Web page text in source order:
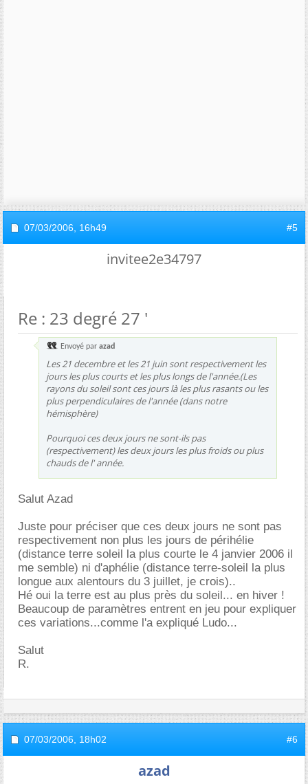
07/03/2006, 16h49 #5
invitee2e34797
Re : 23 degré 27 '
Envoyé par azad
Les 21 decembre et les 21 juin sont respectivement les
jours les plus courts et les plus longs de l'année.(Les
rayons du soleil sont ces jours là les plus rasants ou les
plus perpendiculaires de l'année (dans notre
hémisphère)
Pourquoi ces deux jours ne sont-ils pas
(respectivement) les deux jours les plus froids ou plus
chauds de l' année.
Salut Azad
Juste pour préciser que ces deux jours ne sont pas
respectivement non plus les jours de périhélie
(distance terre soleil la plus courte le 4 janvier 2006 il
me semble) ni d'aphélie (distance terre-soleil la plus
longue aux alentours du 3 juillet, je crois)..
Hé oui la terre est au plus près du soleil... en hiver !
Beaucoup de paramètres entrent en jeu pour expliquer
ces variations...comme l'a expliqué Ludo...
Salut
R.
07/03/2006, 18h02 #6
azad